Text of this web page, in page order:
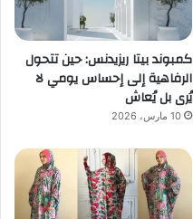
كمبوند بيتا ريزيدنس: حين تتحول
الرفاهية إلى إحساس يومي لا
يُرى بل يُعاش
10 مارس، 2026